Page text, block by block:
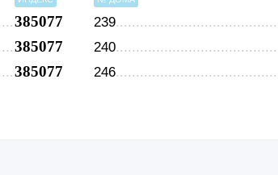
385077
385077
385077
239
240
246